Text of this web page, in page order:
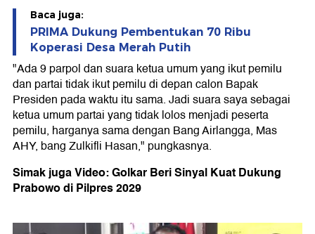
Baca juga:
PRIMA Dukung Pembentukan 70 Ribu
Koperasi Desa Merah Putih
"Ada 9 parpol dan suara ketua umum yang ikut pemilu
dan partai tidak ikut pemilu di depan calon Bapak
Presiden pada waktu itu sama. Jadi suara saya sebagai
ketua umum partai yang tidak lolos menjadi peserta
pemilu, harganya sama dengan Bang Airlangga, Mas
AHY, bang Zulkifli Hasan," pungkasnya.
Simak juga Video: Golkar Beri Sinyal Kuat Dukung
Prabowo di Pilpres 2029